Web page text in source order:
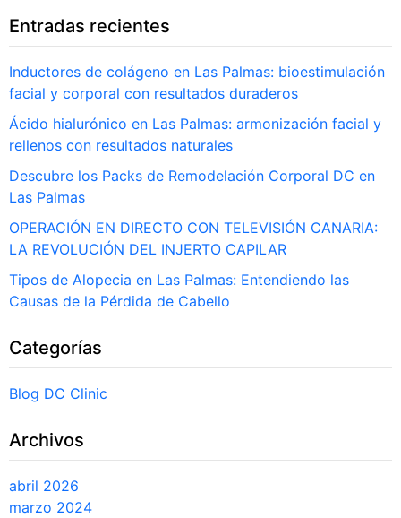
Entradas recientes
Inductores de colágeno en Las Palmas: bioestimulación
facial y corporal con resultados duraderos
Ácido hialurónico en Las Palmas: armonización facial y
rellenos con resultados naturales
Descubre los Packs de Remodelación Corporal DC en
Las Palmas
OPERACIÓN EN DIRECTO CON TELEVISIÓN CANARIA:
LA REVOLUCIÓN DEL INJERTO CAPILAR
Tipos de Alopecia en Las Palmas: Entendiendo las
Causas de la Pérdida de Cabello
Categorías
Blog DC Clinic
Archivos
abril 2026
marzo 2024